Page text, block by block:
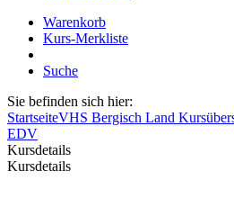
Warenkorb
Kurs-Merkliste
Suche
Sie befinden sich hier:
StartseiteVHS Bergisch Land
EDV
Kursdetails
Kursdetails